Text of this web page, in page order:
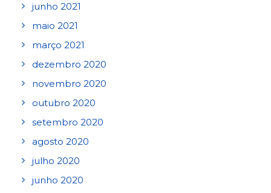
junho 2021
maio 2021
março 2021
dezembro 2020
novembro 2020
outubro 2020
setembro 2020
agosto 2020
julho 2020
junho 2020